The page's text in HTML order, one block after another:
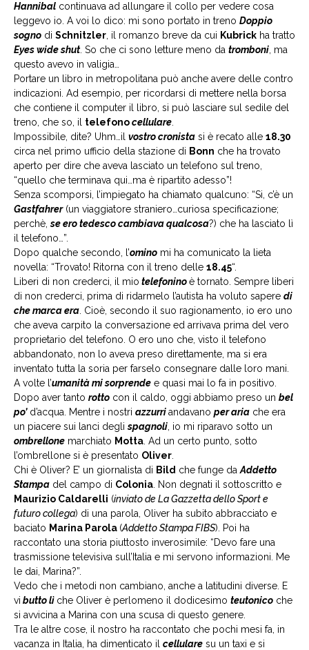
Hannibal continuava ad allungare il collo per vedere cosa
leggevo io. A voi lo dico: mi sono portato in treno Doppio
sogno di Schnitzler , il romanzo breve da cui Kubrick ha tratto
Eyes wide shut. So che ci sono letture meno da tromboni , ma
questo avevo in valigia…
Portare un libro in metropolitana può anche avere delle contro
indicazioni. Ad esempio, per ricordarsi di mettere nella borsa
che contiene il computer il libro, si può lasciare sul sedile del
treno, che so, il telefonocellulare
Impossibile, dite? Uhm…il vostro cronista si è recato alle 18.30
circa nel primo ufficio della stazione di Bonn che ha trovato
aperto per dire che aveva lasciato un telefono sul treno,
“quello che terminava qui…ma è ripartito adesso”!
Senza scomporsi, l’impiegato ha chiamato qualcuno: “Si, c’è un
Gastfahrer(un viaggiatore straniero…curiosa specificazione;
perchè,se ero tedesco cambiava qualcosa?) che ha lasciato lì
il telefono…”.
Dopo qualche secondo, l’omino mi ha comunicato la lieta
novella: “Trovato! Ritorna con il treno delle 18.45“.
Liberi di non crederci, il mio telefoninoè tornato. Sempre liberi
di non crederci, prima di ridarmelo l’autista ha voluto sapere di
che marca era . Cioè, secondo il suo ragionamento, io ero uno
che aveva carpito la conversazione ed arrivava prima del vero
proprietario del telefono. O ero uno che, visto il telefono
abbandonato, non lo aveva preso direttamente, ma si era
inventato tutta la soria per farselo consegnare dalle loro mani.
A volte l’umanità mi sorprende e quasi mai lo fa in positivo.
Dopo aver tanto rotto con il caldo, oggi abbiamo preso un bel
po’d’acqua. Mentre i nostri azzurriandavano per aria che era
un piacere sui lanci deglispagnoli , io mi riparavo sotto un
ombrellone marchiato Motta . Ad un certo punto, sotto
l’ombrellone si è presentato Oliver
Chi è Oliver? E’ un giornalista di Bild che funge da Addetto
Stampa del campo di Colonia . Non degnati il sottoscritto e
Maurizio Caldarelli (inviato de La Gazzetta dello Sport e
futuro collega) di una parola, Oliver ha subito abbracciato e
baciato Marina Parola (Addetto Stampa FIBS). Poi ha
raccontato una storia piuttosto inverosimile: “Devo fare una
trasmissione televisiva sull’Italia e mi servono informazioni. Me
le dai, Marina?”.
Vedo che i metodi non cambiano, anche a latitudini diverse. E
vi butto lì che Oliver è perlomeno il dodicesimo teutonico che
si avvicina a Marina con una scusa di questo genere.
Tra le altre cose, il nostro ha raccontato che pochi mesi fa, in
vacanza in Italia, ha dimenticato il cellulare su un taxi e si